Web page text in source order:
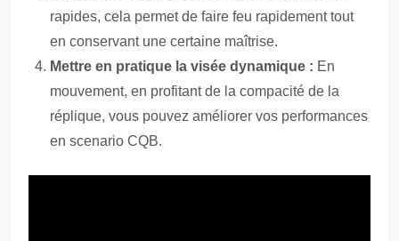
rapides, cela permet de faire feu rapidement tout
en conservant une certaine maîtrise.
Mettre en pratique la visée dynamique : En
mouvement, en profitant de la compacité de la
réplique, vous pouvez améliorer vos performances
en scenario CQB.